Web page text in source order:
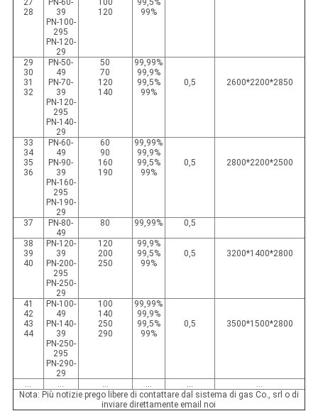
27
28
PN-60-
39
PN-100-
295
PN-120-
29
100
120
99,5%
99%
29
30
31
32
PN-50-
49
PN-70-
39
PN-120-
295
PN-140-
29
50
70
120
140
99,99%
99,9%
99,5%
99%
0,5 2600*2200*2850
33
34
35
36
PN-60-
49
PN-90-
39
PN-160-
295
PN-190-
29
60
90
160
190
99,99%
99,9%
99,5%
99%
0,5 2800*2200*2500
37
PN-80-
49
80 99,99% 0,5
38
39
40
PN-120-
39
PN-200-
295
PN-250-
29
120
200
250
99,9%
99,5%
99%
0,5 3200*1400*2800
41
42
43
44
PN-100-
49
PN-140-
39
PN-250-
295
PN-290-
29
100
140
250
290
99,99%
99,9%
99,5%
99%
0,5 3500*1500*2800
… … … … …
…
Nota: Più notizie prego libere di contattare dal sistema di gas Co., srl o di
inviare direttamente email noi